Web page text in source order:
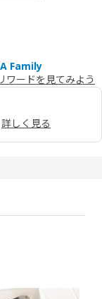
Family
ワードを見てみよう
詳しく見る